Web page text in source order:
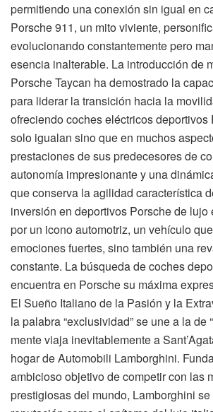
permitiendo una conexión sin igual en
Porsche 911, un mito viviente,
evolucionando constantemente pero
esencia inalterable. La introducción de
Porsche Taycan ha demostrado la
para liderar la transición hacia la
ofreciendo coches eléctricos deportivos
solo igualan sino que en muchos
prestaciones de sus predecesores de
autonomía impresionante y una
que conserva la agilidad característica
inversión en deportivos Porsche de lujo
por un icono automotriz, un vehículo
emociones fuertes, sino también una
constante. La búsqueda de coches
encuentra en Porsche su máxima
El Sueño Italiano de la Pasión y la
la palabra “exclusividad” se une a la de
mente viaja inevitablemente a
hogar de Automobili Lamborghini.
ambicioso objetivo de competir con las
prestigiosas del mundo, Lamborghini